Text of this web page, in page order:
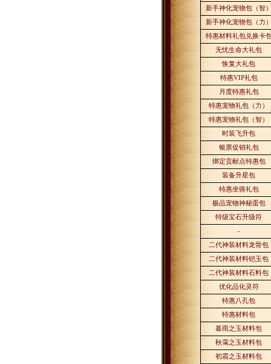
新手神化宠物包（智
新手神化宠物包（力
特惠材料礼包兑换卡
无忧生命大礼包
恢复大礼包
特惠VIP礼包
月度特惠礼包
特惠宠物礼包（力）
特惠宠物礼包（智）
时装飞升包
银票促销礼包
绑定贡献点特惠包
装备升星包
特惠坐骑礼包
极品宠物神秘蛋包
特级宝石升级符
-
二代神装材料龙骨包
二代神装材料铠玉包
二代神装材料石料包
优化品化灵符
特惠八孔包
特惠材料包
暮雨之玉材料包
秋霭之玉材料包
初霜之玉材料包